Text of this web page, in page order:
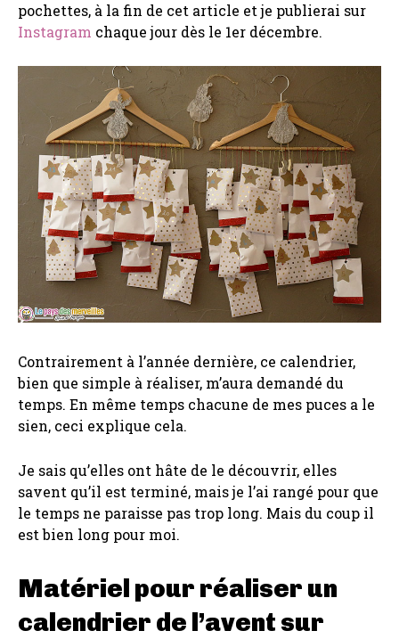
pochettes, à la fin de cet article et je publierai sur
Instagram chaque jour dès le 1er décembre.
Contrairement à l’année dernière, ce calendrier,
bien que simple à réaliser, m’aura demandé du
temps. En même temps chacune de mes puces a le
sien, ceci explique cela.
Je sais qu’elles ont hâte de le découvrir, elles
savent qu’il est terminé, mais je l’ai rangé pour que
le temps ne paraisse pas trop long. Mais du coup il
est bien long pour moi.
Matériel pour réaliser un
calendrier de l’avent sur